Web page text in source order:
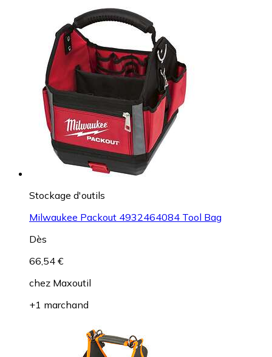
Stockage d'outils
Milwaukee Packout 4932464084 Tool Bag
Dès
66,54 €
chez Maxoutil
+1 marchand